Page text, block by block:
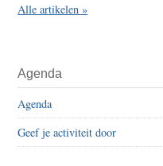
Alle artikelen »
Agenda
Agenda
Geef je activiteit door